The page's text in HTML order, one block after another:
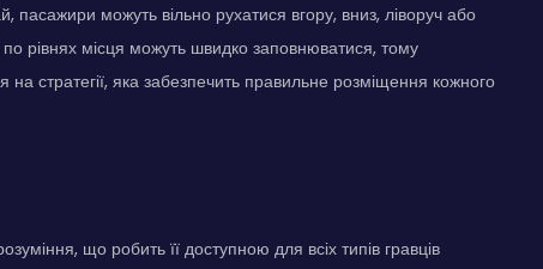
пасажири можуть вільно рухатися вгору, вниз, ліворуч або
рівнях місця можуть швидко заповнюватися, тому
стратегії, яка забезпечить правильне розміщення кожного
що робить її доступною для всіх типів гравців